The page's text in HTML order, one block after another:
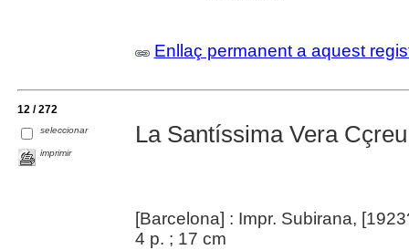
Enllaç permanent a aquest
12 / 272
seleccionar
imprimir
La Santíssima Vera
[Barcelona] : Impr. Subirana,
4 p. ; 17 cm